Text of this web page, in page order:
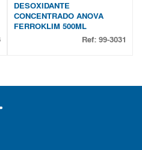
DESOXIDANTE
CONCENTRADO ANOVA
FERROKLIM 500ML
Ref: 99-3031